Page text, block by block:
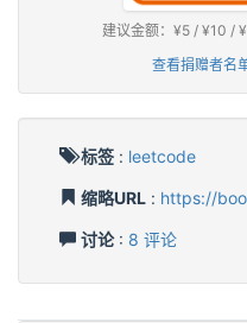
建议金额：¥5 / ¥10 /
查看捐赠者名
标签 : leetcode
缩略URL : https://
讨论: 8 评论